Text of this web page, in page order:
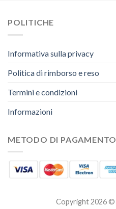
POLITICHE
Informativa sulla privacy
Politica di rimborso e reso
Termini e condizioni
Informazioni
METODO DI PAGAMENTO
Copyright 2026 ©